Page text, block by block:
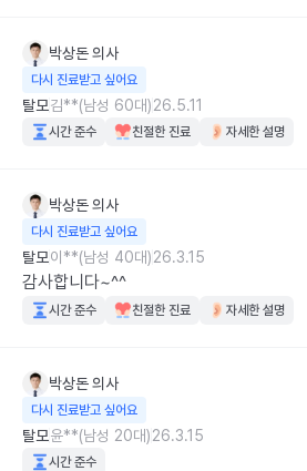
박상돈의사
다시 진료받고 싶어요
탈모김**(남성 60대)26.5.11
시간 준수 친절한 진료 자세한 설명
박상돈의사
다시 진료받고 싶어요
탈모이**(남성 40대)26.3.15
감사합니다~^^
시간 준수 친절한 진료 자세한 설명
박상돈의사
다시 진료받고 싶어요
탈모윤**(남성 20대)26.3.15
시간 준수